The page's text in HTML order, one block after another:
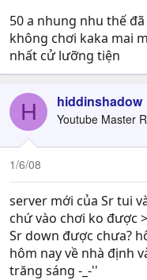
50 a nhung nhu thế
không chơi kaka mai
nhất cử lưỡng tiện
H hiddinshadow
Youtube Master
1/6/08
server mới của Sr tui
chứ vào chơi ko được
Sr down được chưa?
hôm nay về nhà định
trăng sáng -_-''